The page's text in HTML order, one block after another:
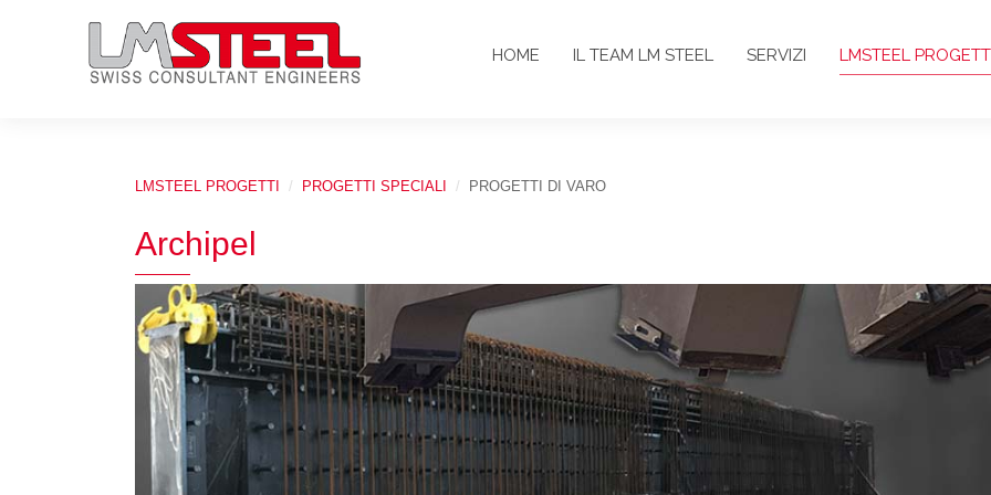
HOME IL TEAM LM STEEL SERVIZI LMSTEEL
LMSTEEL PROGETTI PROGETTI SPECIALI PROGETTI DI VARO
Archipel